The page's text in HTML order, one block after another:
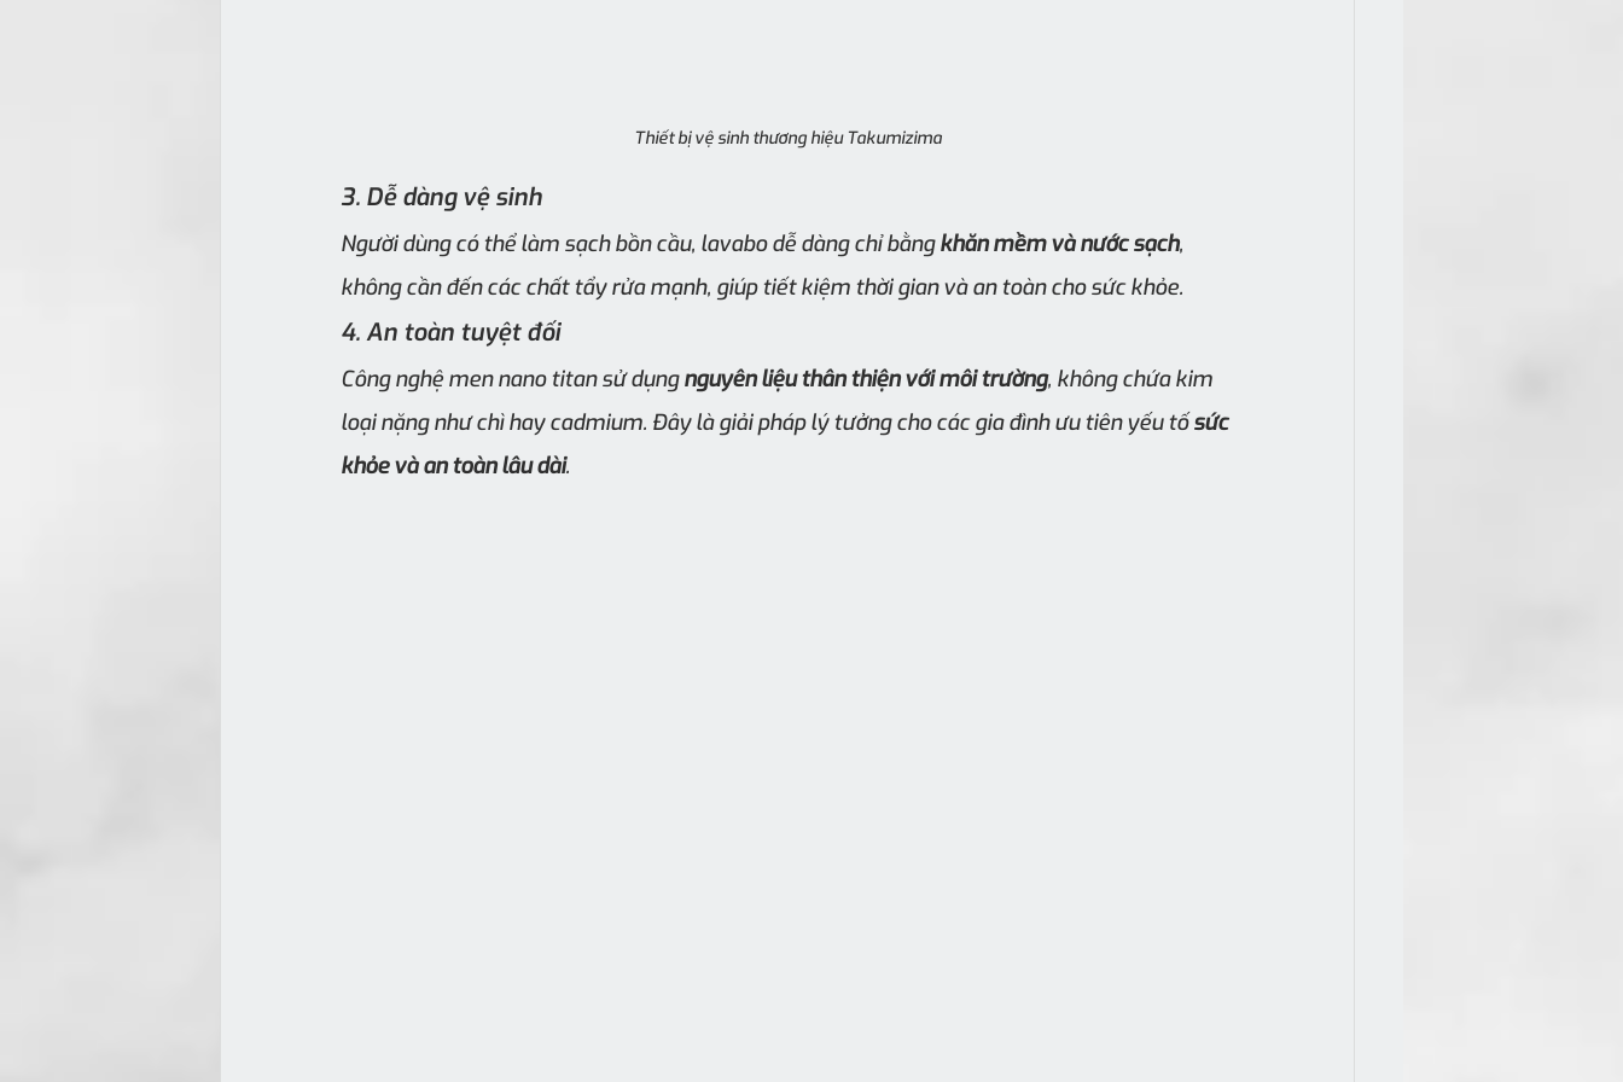
Thiết bị vệ sinh thương hiệu Takumizima
3. Dễ dàng vệ sinh
Người dùng có thể làm sạch bồn cầu, lavabo dễ dàng chỉ bằng khăn mềm và nước sạch,
không cần đến các chất tẩy rửa mạnh, giúp tiết kiệm thời gian và an toàn cho sức khỏe.
4. An toàn tuyệt đối
Công nghệ men nano titan sử dụng nguyên liệu thân thiện với môi trường, không chứa kim
loại nặng như chì hay cadmium. Đây là giải pháp lý tưởng cho các gia đình ưu tiên yếu tố sức
khỏe và an toàn lâu dài.